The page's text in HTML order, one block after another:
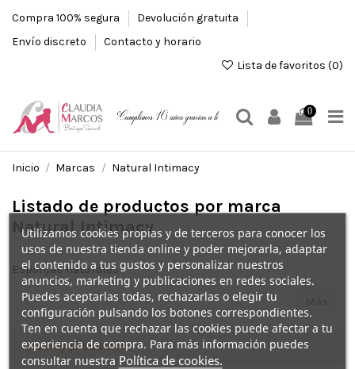
Compra 100% segura
Devolución gratuita
Envío discreto
Contacto y horario
Lista de favoritos (0)
0
Inicio Marcas Natural Intimacy
Listado de productos por marca
Natural Intimacy
Esponjas naturales
No hay productos.
Utilizamos cookies propias y de terceros para conocer los
usos de nuestra tienda online y poder mejorarla, adaptar
el contenido a tus gustos y personalizar nuestros
anuncios, marketing y publicaciones en redes sociales.
Puedes aceptarlas todas, rechazarlas o elegir tu
configuración pulsando los botones correspondientes.
Ten en cuenta que rechazar las cookies puede afectar a tu
experiencia de compra. Para más información puedes
consultar nuestra Política de cookies.